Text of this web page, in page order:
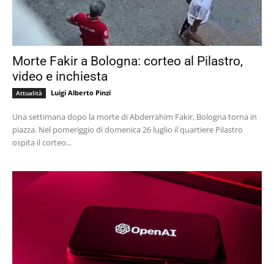
Morte Fakir a Bologna: corteo al Pilastro,
video e inchiesta
Attualità Luigi Alberto Pinzi
Una settimana dopo la morte di Abderrahim Fakir, Bologna torna in
piazza. Nel pomeriggio di domenica 26 luglio il quartiere Pilastro
ospita il corteo...